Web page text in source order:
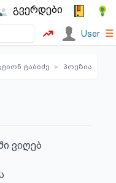
გვერდები
User ☰
ტაბიძე ▸ პოეზია
ვიღებ